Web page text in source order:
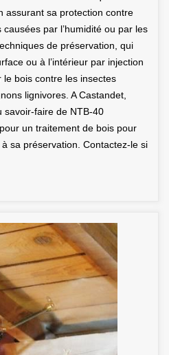
assurant sa protection contre
par l’humidité ou par les
de préservation, qui
ou à l’intérieur par injection
bois contre les insectes
lignivores. A Castandet,
savoir-faire de NTB-40
un traitement de bois pour
sa préservation. Contactez-le si